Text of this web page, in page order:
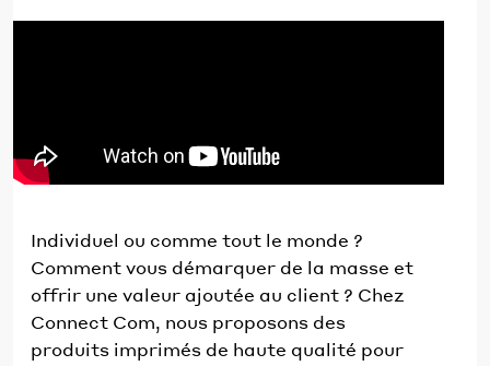
Individuel ou comme tout le monde ?
Comment vous démarquer de la masse et
offrir une valeur ajoutée au client ? Chez
Connect Com, nous proposons des
produits imprimés de haute qualité pour